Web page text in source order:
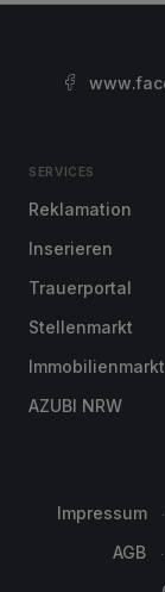
SERVICES
Reklamation
Inserieren
Trauerportal
Stellenmarkt
Immobilienmarkt
AZUBI NRW
Impressum
AGB